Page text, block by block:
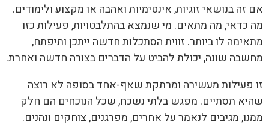
אם זה בנושאי זוגיות, אינטימיות ואהבה או מקצוע ולימודים.
מה כדאי, מה מתאים. מי שנמצא בהתלבטויות, פעילות כזו
מתאימה לו ביותר. זווית הסתכלות חדשה ייתכן ותיפתח,
מחשבה שונה, יכולת להביט על הדברים בצורה חדשה ואחרת.
זו פעילות מעשירה ומרתקת שאף-אחד בסופה לא רוצה
שהיא תסתיים. מפגש בלתי נשכח, שכל הנוכחים הם חלק
ממנו, מגיבים לנאמר על אחרים, מפרגנים, צוחקים ונהנים.